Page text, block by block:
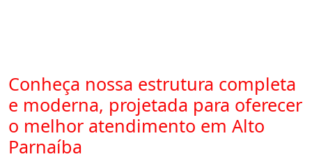
Conheça nossa estrutura completa
e moderna, projetada para oferecer
o melhor atendimento em Alto
Parnaíba